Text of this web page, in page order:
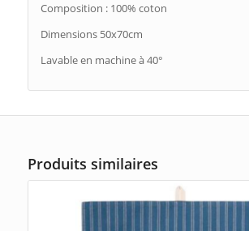
Composition : 100% coton
Dimensions 50x70cm
Lavable en machine à 40°
Produits similaires